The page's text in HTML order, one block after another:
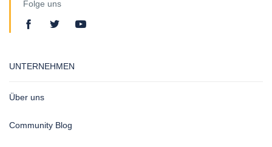
Folge uns
UNTERNEHMEN
Über uns
Community Blog